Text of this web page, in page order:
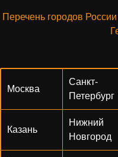
Перечень городов
Москва
Санкт-
Петербург
Казань
Нижний
Новгород